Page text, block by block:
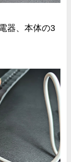
器、本体の3